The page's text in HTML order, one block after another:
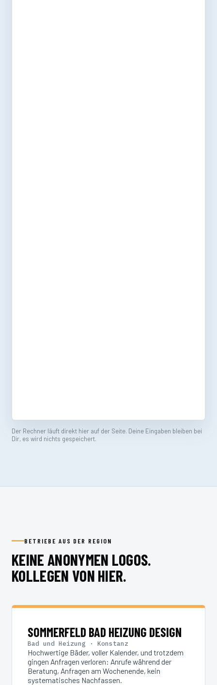
Der Rechner läuft direkt hier auf der Seite. Deine Eingaben bleiben bei
Dir, es wird nichts gespeichert.
BETRIEBE AUS DER REGION
KEINE ANONYMEN LOGOS.
KOLLEGEN VON HIER.
SOMMERFELD BAD HEIZUNG DESIGN
Bad und Heizung · Konstanz
Hochwertige Bäder, voller Kalender, und trotzdem
gingen Anfragen verloren: Anrufe während der
Beratung, Anfragen am Wochenende, kein
systematisches Nachfassen.